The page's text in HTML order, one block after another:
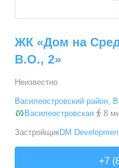
ЖК «Дом на
В.О., 2»
Неизвестно
Василеостровский район,
Василеостровская
8
ЗастройщикDM
+7